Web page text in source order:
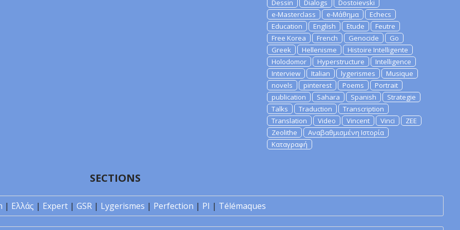
Dessin
Dialogs
Dostoievski
e-Masterclass
e-Μάθημα
Echecs
Education
English Etude
Feutre
Free Korea
French Genocide
Go
Greek
Hellenisme
Histoire Intelligente
Holodomor
Hyperstructure
Intelligence
Interview
Italian lygerismes
Musique
novels
pinterest Poems
Portrait
publication
Sahara Spanish
Strategie
Talks
Traduction
Transcription
Translation
Video Vincent Vinci
ZEE
Zeolithe
Αναβαθμισμένη Ιστορία
Καταγραφή
SECTIONS
| Ελλάς | Expert | GSR | Lygerismes | Perfection | PI | Télémaques